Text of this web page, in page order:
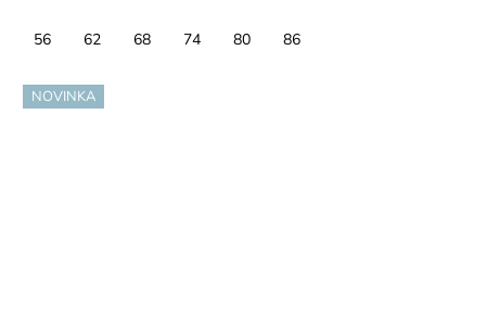
56 62 68 74 80 86
NOVINKA